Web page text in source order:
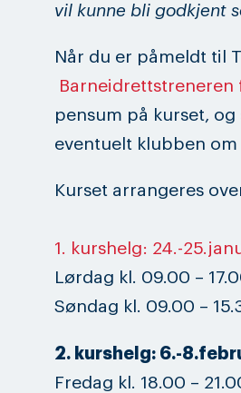
vil kunne bli godkjent
Når du er påmeldt til
pensum på kurset, og
eventuelt klubben
Kurset arrangeres
1. kurshelg: 24.-
Lørdag kl. 09.00 –
Søndag kl. 09.00 –
2. kurshelg: 6.-
Fredag kl. 18.00 –